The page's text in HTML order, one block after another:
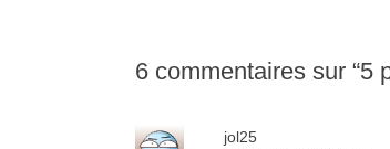
6 commentaires sur “5
jol25